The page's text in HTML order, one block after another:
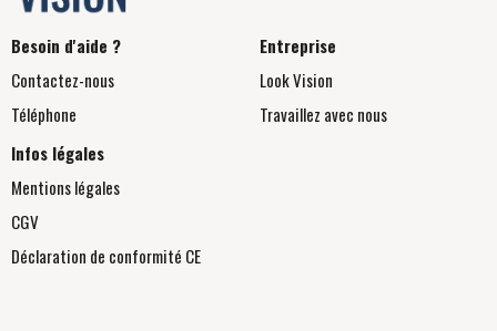
Besoin d'aide ?
Contactez-nous
Téléphone
Entreprise
Look Vision
Travaillez avec nous
Infos légales
Mentions légales
CGV
Déclaration de conformité CE